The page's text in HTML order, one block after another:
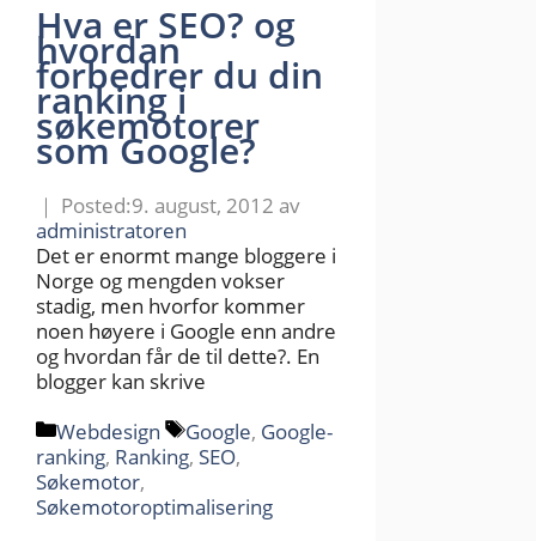
Hva er SEO? og
hvordan
forbedrer du din
ranking i
søkemotorer
som Google?
9. august, 2012 av
administratoren
Det er enormt mange bloggere i
Norge og mengden vokser
stadig, men hvorfor kommer
noen høyere i Google enn andre
og hvordan får de til dette?. En
blogger kan skrive
Kategorier
Webdesign Stikkord
Google, Google-
ranking, Ranking, SEO,
Søkemotor,
Søkemotoroptimalisering